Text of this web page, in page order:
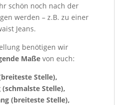
schön noch nach der
werden – z.B. zu einer
Jeans.
benötigen wir
Maßevon euch:
Stelle),
Stelle),
(breiteste Stelle),